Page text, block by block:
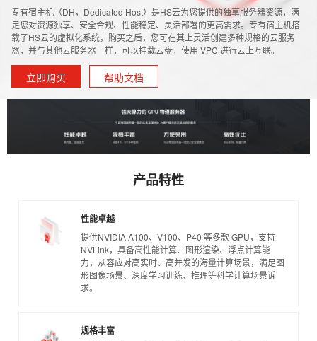
专有宿主机（DH，Dedicated Host）是HS云为您提供的独享服务器资源，满
足您对资源独享、安全合规、性能稳定、灵活部署的更高需求。专有宿主机搭
载了HS云的虚拟化系统，购买之后，您可在其上灵活创建多种规格的云服务
器，并与其他云服务器一样，可以挂载云盘，使用 VPC 进行云上互联。
立即购买 帮助文档
产品特性
性能卓越
提供NVIDIA A100、V100、P40 等多款 GPU，支持
NVLink，具备高性能计算、图形渲染、浮点计算能
力，从容应对高实时、高并发的海量计算场景，满足图
形图像场景、深度学习训练、推理等科学计算场景诉
求。
规格丰富